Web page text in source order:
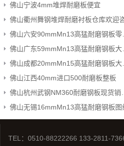
佛山宁波4mm堆焊耐磨板便宜
佛山衢州舞钢堆焊耐磨衬板仓库欢迎
佛山江西40mm进口500耐磨板整板
佛山无锡16mmMn13高猛耐磨钢板图
TEL：0510-88222266 133-2811-